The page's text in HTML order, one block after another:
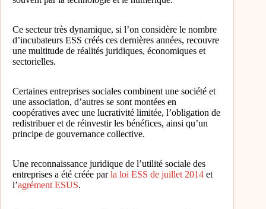
Ce secteur très dynamique, si l’on considère le nombre
d’incubateurs ESS créés ces dernières années, recouvre
une multitude de réalités juridiques, économiques et
sectorielles.
Certaines entreprises sociales combinent une société et
une association, d’autres se sont montées en
coopératives avec une lucrativité limitée, l’obligation de
redistribuer et de réinvestir les bénéfices, ainsi qu’un
principe de gouvernance collective.
Une reconnaissance juridique de l’utilité sociale des
entreprises a été créée parla loi ESS de juillet 2014 et
l’agrément ESUS.